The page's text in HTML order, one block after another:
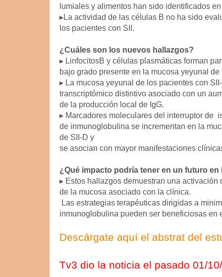
lumiales y alimentos han sido identificados
▸La actividad de las células B no ha sido
los pacientes con SII.
¿Cuáles son los nuevos hallazgos?
▸ LinfocitosB y células plasmáticas forman
bajo grado presente en la mucosa yeyunal de
▸ La mucosa yeyunal de los pacientes con
transcriptómico distintivo asociado con un
de la producción local de IgG.
▸ Marcadores moleculares del interruptor de
de inmunoglobulina se incrementan en la
de SII-D y
se asocian con mayor manifestaciones
¿Qué impacto podría tener en un futuro
▸ Estos hallazgos demuestran una activación
de la mucosa asociado con la clínica.
Las estrategias terapéuticas dirigidas a
inmunoglobulina pueden ser beneficiosas en
Descárgate aquí el abstrat del
Tv3 dio la noticia el pasado 01/